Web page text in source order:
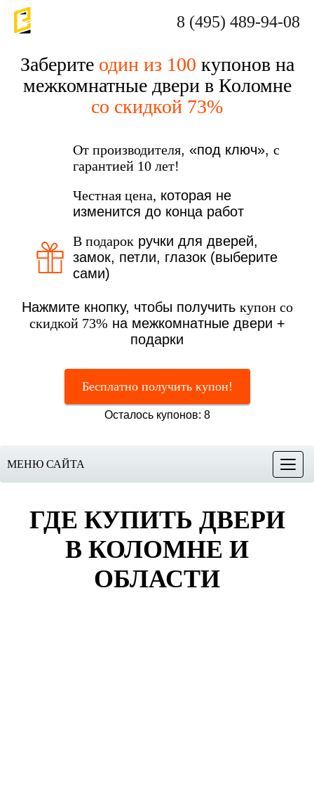
8 (495) 489-94-08
Заберите один из 100 купонов на
межкомнатные двери в Коломне
со скидкой 73%
От производителя, «под ключ», с
гарантией 10 лет!
Честная цена, которая не
изменится до конца работ
В подарок ручки для дверей,
замок, петли, глазок (выберите
сами)
Нажмите кнопку, чтобы получить купон со
скидкой 73% на межкомнатные двери +
подарки
Бесплатно получить купон!
Осталось купонов: 8
Меню
МЕНЮ САЙТА
ГДЕ КУПИТЬ ДВЕРИ
В КОЛОМНЕ И
ОБЛАСТИ